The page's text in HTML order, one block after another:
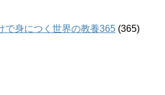
で身につく世界の教養365 (365)